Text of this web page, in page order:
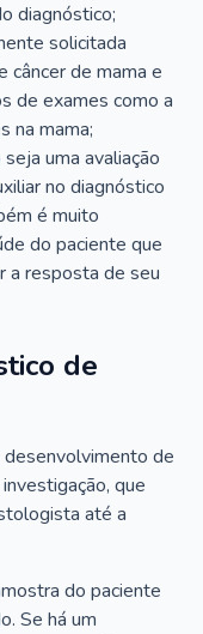
diagnóstico;
solicitada
câncer de mama e
de exames como a
na mama;
uma avaliação
no diagnóstico
é muito
do paciente que
a resposta de seu
de
de
que
até a
do paciente
Se há um